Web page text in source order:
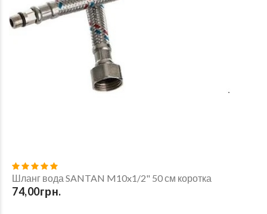
Шланг вода SANTAN M10x1/2" 50 см коротка
74,00грн.